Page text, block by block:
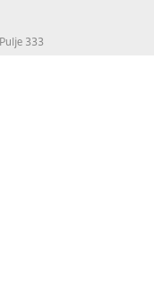
Pulje 333